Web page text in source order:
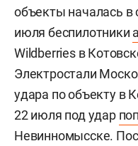
объекты началась в
июля беспилотники
Wildberries в
Электростали
удара по объекту в
22 июля под удар
Невинномысске.